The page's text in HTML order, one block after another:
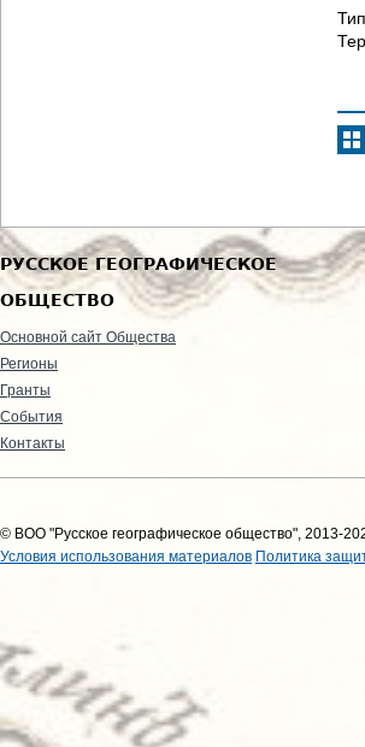
РУССКОЕ ГЕОГРАФИЧЕСКОЕ
ОБЩЕСТВО
Основной сайт Общества
Регионы
Гранты
События
Контакты
© ВОО "Русское географическое общество", 2013-
Условия использования материалов Политика